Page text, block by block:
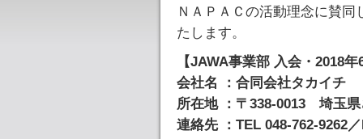
ＮＡＰＡＣの活動理念に賛
たします。
【JAWA事業部 入会・2018
会社名 ：合同会社タカイチ
所在地 ：〒338-0013 埼玉県
連絡先 ：TEL 048-762-9262